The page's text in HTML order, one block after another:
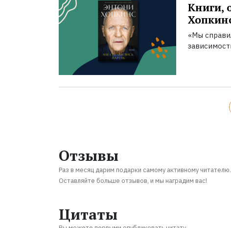
Книги,
«Мы
Отзывы
Раз в месяц дарим подарки самому активному читателю.
Оставляйте больше отзывов, и мы наградим вас!
Цитаты